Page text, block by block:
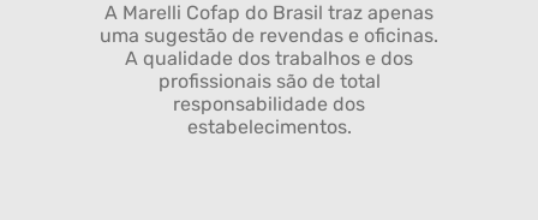
A Marelli Cofap do Brasil traz apenas
uma sugestão de revendas e oficinas.
A qualidade dos trabalhos e dos
profissionais são de total
responsabilidade dos
estabelecimentos.